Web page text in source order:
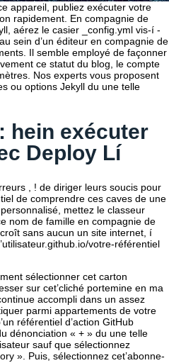
appareil, publiez exécuter votre
rapidement. En compagnie de
aérez le casier _config.yml vis-í -
sein d’un éditeur en compagnie de
Il semble employé de façonner
ce statut du blog, le compte
Nos experts vous proposent
ou options Jekyll du une telle
hein exécuter
Deploy Lí
, ! de diriger leurs soucis pour
de comprendre ces caves de une
mettez le classeur
nom de famille en compagnie de
sans aucun un site internet, í
votre-référentiel
sé­lec­tion­ner cet carton
sur cet’cliché portemine en ma
accompli dans un assez
parmi appartements de votre
ré­fé­ren­tiel d’action GitHub
dénonciation « + » du une telle
sauf que sé­lec­tion­nez
». Puis, sé­lec­tion­nez cet’abon­ne­